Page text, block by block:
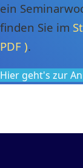
ein
finden Sie im
PDF ).
Hier geht's zur